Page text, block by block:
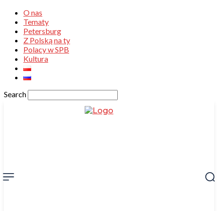
O nas
Tematy
Petersburg
Z Polską na ty
Polacy w SPB
Kultura
Search